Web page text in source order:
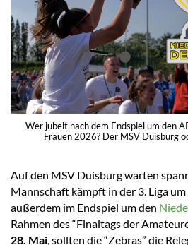
Wer jubelt nach dem Endspiel um den
Frauen 2026? Der MSV Duisburg
Auf den MSV Duisburg warten
Mannschaft kämpft in der 3. Liga
außerdem im Endspiel um den
Rahmen des “Finaltags der
28. Mai , sollten die “Zebras” die